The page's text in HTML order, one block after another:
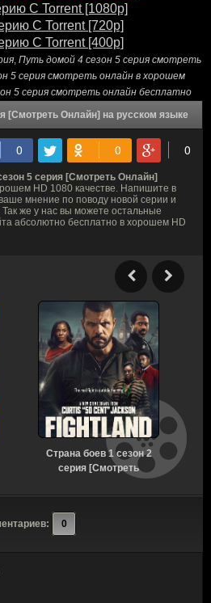
С Torrent [1080p]
С Torrent [720p]
С Torrent [400p]
, Путь домой 4 сезон 5 серия смотреть
5 серия смотреть онлайн в хорошем
5 серия смотреть онлайн бесплатно
[Смотреть Онлайн] на русском языке
5 серия [Смотреть Онлайн]
HD 1080 качестве. Напишите в
мнение по поводу новой серии и
Так же у нас вы можете остальные
абсолютно бесплатно в хорошем HD
Страна боев 1 сезон 2
серия [Смотреть
0